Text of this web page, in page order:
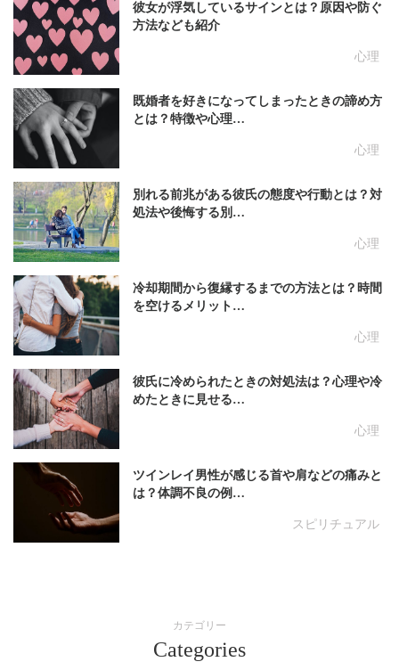
心理
彼女が浮気しているサインとは？原因や防ぐ
方法なども紹介
心理
既婚者を好きになってしまったときの諦め方
とは？特徴や心理…
心理
別れる前兆がある彼氏の態度や行動とは？対
処法や後悔する別…
心理
冷却期間から復縁するまでの方法とは？時間
を空けるメリット…
心理
彼氏に冷められたときの対処法は？心理や冷
めたときに見せる…
スピリチュアル
ツインレイ男性が感じる首や肩などの痛みと
は？体調不良の例…
カテゴリー
Categories